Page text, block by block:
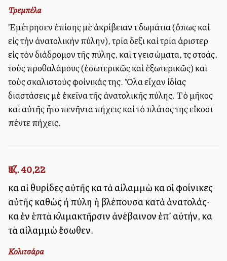
Τρεμπέλα
Ἐμέτρησεν ἐπίσης μὲ ἀκρίβειαν τὰ δωμάτια (ὅπως καὶ
εἰς τὴν ἀνατολικὴν πύλην), τρία δεξιὰ καὶ τρία ἀριστερὰ
εἰς τὸν διάδρομον τῆς πύλης, καὶ τὰ γεισώματα, τὰς στοάς,
τοὺς προθαλάμους (ἐσωτερικῶς καὶ ἐξωτερικῶς) καὶ
τοὺς σκαλιστοὺς φοίνικάς της. Ὅλα εἶχαν ἰδίας
διαστάσεις μὲ ἐκεῖνα τῆς ἀνατολικῆς πύλης. Τὸ μῆκος
καὶ αὐτῆς ἦτο πενῆντα πήχεις καὶ τὸ πλάτος της εἴκοσι
πέντε πήχεις.
Ἰεζ. 40,22
καὶ αἱ θυρίδες αὐτῆς καὶ τὰ αἰλαμμὼ καὶ οἱ φοίνικες
αὐτῆς καθὼς ἡ πύλη ἡ βλέπουσα κατὰ ἀνατολάς·
καὶ ἐν ἑπτὰ κλιμακτῆρσιν ἀνέβαινον ἐπ’ αὐτήν, καὶ
τὰ αἰλαμμὼ ἔσωθεν.
Κολιτσάρα